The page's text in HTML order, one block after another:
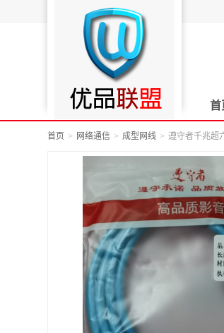
首
首页 网络通信 成型网线 遵守者千兆超